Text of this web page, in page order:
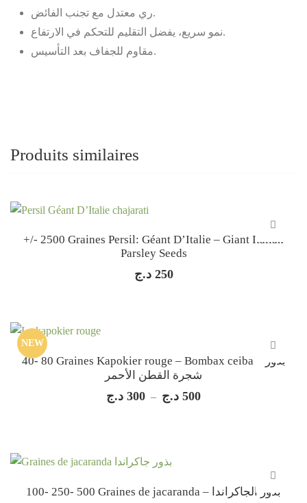
ري معتدل مع تجنب الفائض.
نمو سريع، يفضل التقليم للتحكم في الارتفاع.
مقاوم للجفاف بعد التأسيس.
Produits similaires
+/- 2500 Graines Persil: Géant D’Italie – Giant Italian
Parsley Seeds
250 د.ج
NEW
40- 80 Graines Kapokier rouge – Bombax ceiba – بذور
شجرة القطن الأحمر
300 د.ج – 500 د.ج
Plage
500 د.ج
100- 250- 500 Graines de jacaranda – بذور الجاكراندا